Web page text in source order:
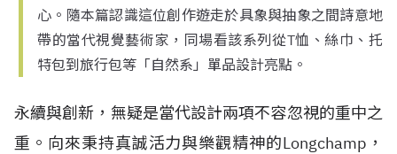
心。隨本篇認識這位創作遊走於具象與抽象之間詩意地
帶的當代視覺藝術家，同場看該系列從T恤、絲巾、托
特包到旅行包等「自然系」單品設計亮點。
永續與創新，無疑是當代設計兩項不容忽視的重中之
重。向來秉持真誠活力與樂觀精神的Longchamp，